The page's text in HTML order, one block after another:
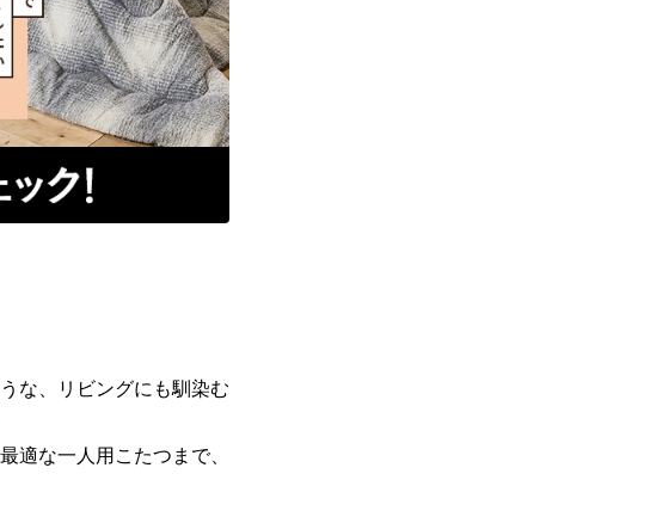
な、リビングにも馴染む
適な一人用こたつまで、